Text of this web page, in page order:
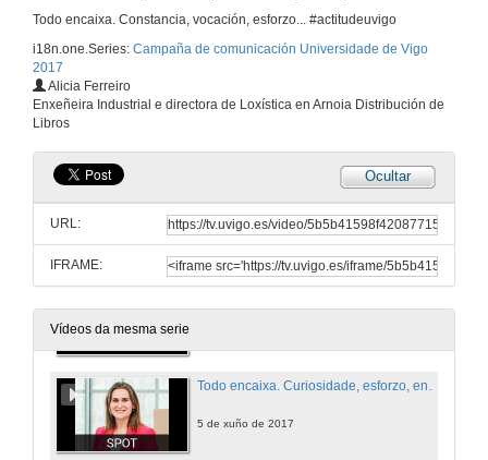
Todo encaixa. Constancia, vocación, esforzo... #actitudeuvigo
i18n.one.Series: Campaña de comunicación Universidade de Vigo
2017
Alicia Ferreiro
Enxeñeira Industrial e directora de Loxística en Arnoia Distribución de
Libros
Ocultar
URL:
IFRAME:
Vídeos da mesma serie
Todo encaixa. Curiosidade, esforzo, enerxía... #actitudeuvigo. Campus de Ourense - Reportaxe
5 de xuño de 2017
Todo encaixa. Curiosidade, esforzo, enerxía... #actitudeuvigo. Campus de Ourense - Cuña
5 de xuño de 2017